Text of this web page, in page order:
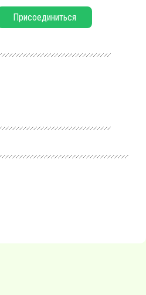
Присоединиться